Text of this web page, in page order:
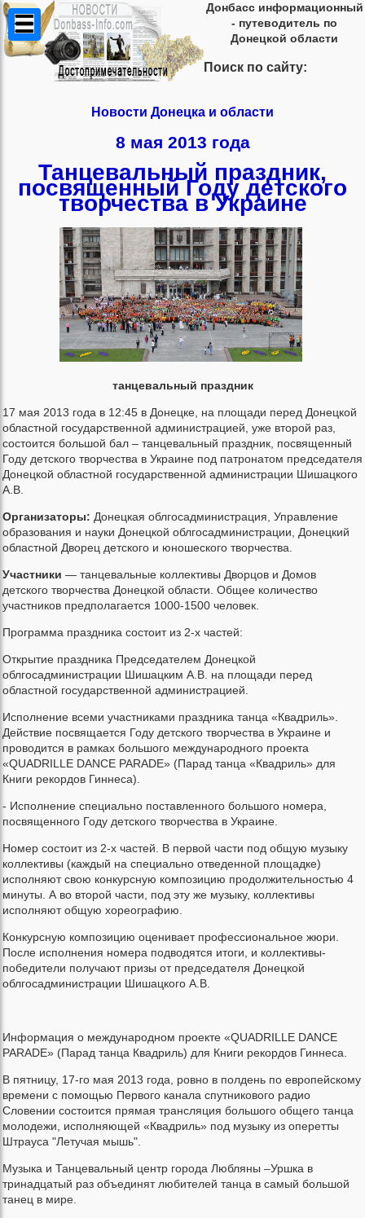
Донбасс информационный
- путеводитель по
Донецкой области
Поиск по сайту:
Новости Донецка и области
8 мая 2013 года
Танцевальный праздник,
посвященный Году детского
творчества в Украине
танцевальный праздник
17 мая 2013 года в 12:45 в Донецке, на площади перед Донецкой
областной государственной администрацией, уже второй раз,
состоится большой бал – танцевальный праздник, посвященный
Году детского творчества в Украине под патронатом председателя
Донецкой областной государственной администрации Шишацкого
А.В.
Организаторы: Донецкая облгосадминистрация, Управление
образования и науки Донецкой облгосадминистрации, Донецкий
областной Дворец детского и юношеского творчества.
Участники — танцевальные коллективы Дворцов и Домов
детского творчества Донецкой области. Общее количество
участников предполагается 1000-1500 человек.
Программа праздника состоит из 2-х частей:
Открытие праздника Председателем Донецкой
облгосадминистрации Шишацким А.В. на площади перед
областной государственной администрацией.
Исполнение всеми участниками праздника танца «Квадриль».
Действие посвящается Году детского творчества в Украине и
проводится в рамках большого международного проекта
«QUADRILLE DANCE PARADE» (Парад танца «Квадриль» для
Книги рекордов Гиннеса).
- Исполнение специально поставленного большого номера,
посвященного Году детского творчества в Украине.
Номер состоит из 2-х частей. В первой части под общую музыку
коллективы (каждый на специально отведенной площадке)
исполняют свою конкурсную композицию продолжительностью 4
минуты. А во второй части, под эту же музыку, коллективы
исполняют общую хореографию.
Конкурсную композицию оценивает профессиональное жюри.
После исполнения номера подводятся итоги, и коллективы-
победители получают призы от председателя Донецкой
облгосадминистрации Шишацкого А.В.
Информация о международном проекте «QUADRILLE DANCE
PARADE» (Парад танца Квадриль) для Книги рекордов Гиннеса.
В пятницу, 17-го мая 2013 года, ровно в полдень по европейскому
времени с помощью Первого канала спутникового радио
Словении состоится прямая трансляция большого общего танца
молодежи, исполняющей «Квадриль» под музыку из оперетты
Штрауса "Летучая мышь".
Музыка и Танцевальный центр города Любляны –Уршка в
тринадцатый раз объединят любителей танца в самый большой
танец в мире.